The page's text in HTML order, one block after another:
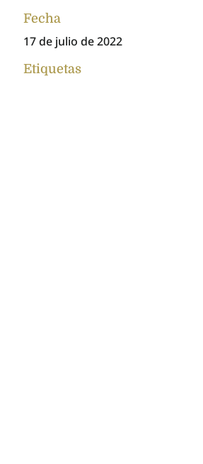
Fecha
17 de julio de 2022
Etiquetas